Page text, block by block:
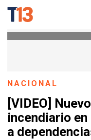
NACIONAL
[VIDEO]
incendiario
a